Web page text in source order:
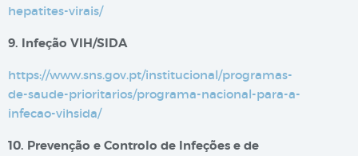
hepatites-virais/
9. Infeção VIH/SIDA
https://www.sns.gov.pt/institucional/programas-
de-saude-prioritarios/programa-nacional-para-a-
infecao-vihsida/
10. Prevenção e Controlo de Infeções e de